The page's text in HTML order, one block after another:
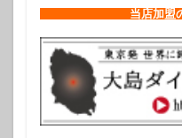
当店加盟